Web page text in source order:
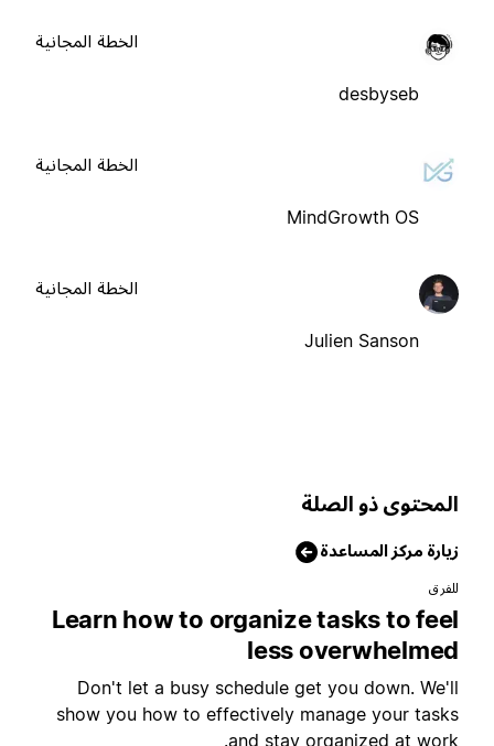
desbyseb
الخطة المجانية
MindGrowth OS
الخطة المجانية
Julien Sanson
الخطة المجانية
ذو الصلة
مركز المساعدة
Learn how to organize tasks to
less
Don't let a busy schedule get you down.
show you how to effectively manage your
and stay organized at